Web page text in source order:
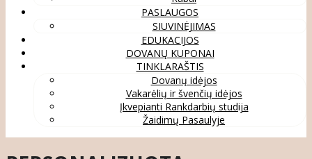
PASLAUGOS
SIUVINĖJIMAS
EDUKACIJOS
DOVANŲ KUPONAI
TINKLARAŠTIS
Dovanų idėjos
Vakarėlių ir švenčių idėjos
Įkvepianti Rankdarbių studija
Žaidimų Pasaulyje